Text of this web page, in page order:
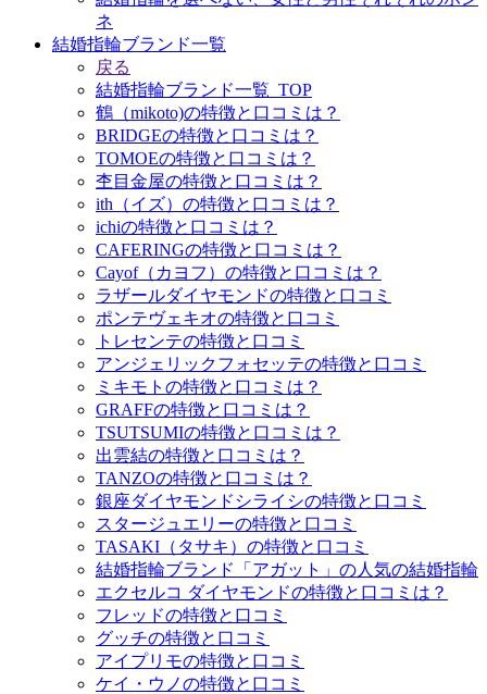
ネ
結婚指輪ブランド一覧
戻る
結婚指輪ブランド一覧_TOP
鶴（mikoto)の特徴と口コミは？
BRIDGEの特徴と口コミは？
TOMOEの特徴と口コミは？
杢目金屋の特徴と口コミは？
ith（イズ）の特徴と口コミは？
ichiの特徴と口コミは？
CAFERINGの特徴と口コミは？
Cayof（カヨフ）の特徴と口コミは？
ラザールダイヤモンドの特徴と口コミ
ポンテヴェキオの特徴と口コミ
トレセンテの特徴と口コミ
アンジェリックフォセッテの特徴と口コミ
ミキモトの特徴と口コミは？
GRAFFの特徴と口コミは？
TSUTSUMIの特徴と口コミは？
出雲結の特徴と口コミは？
TANZOの特徴と口コミは？
銀座ダイヤモンドシライシの特徴と口コミ
スタージュエリーの特徴と口コミ
TASAKI（タサキ）の特徴と口コミ
結婚指輪ブランド「アガット」の人気の結婚指輪
エクセルコ ダイヤモンドの特徴と口コミは？
フレッドの特徴と口コミ
グッチの特徴と口コミ
アイプリモの特徴と口コミ
ケイ・ウノの特徴と口コミ